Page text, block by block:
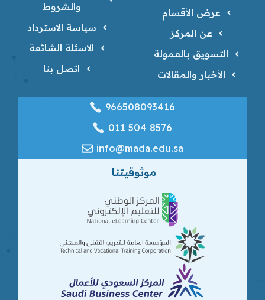
عرض الأقسام
عن المركز
التسويق بالعمولة
الأخبار والمقالات
والشروط
سياسة الاسترداد
الاسئلة الشائعة
اتصل بنا
966508093416
‎011 504 8576
info@mada.edu.sa
موثوقيتنا